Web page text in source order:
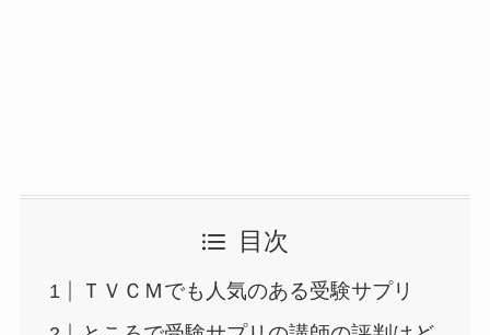
目次
ＴＶＣＭでも人気のある受験サプリ